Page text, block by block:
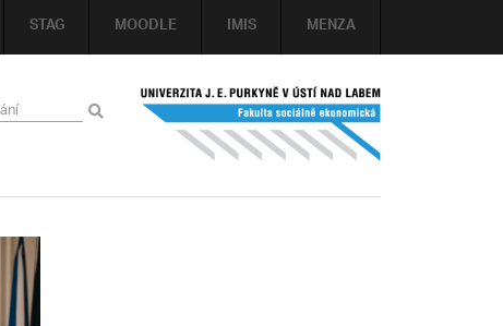
STAG MOODLE IMIS MENZA